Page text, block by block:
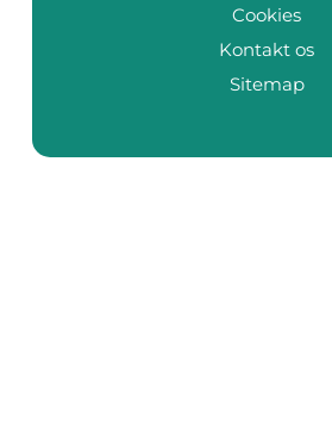
Cookies
Kontakt os
Sitemap